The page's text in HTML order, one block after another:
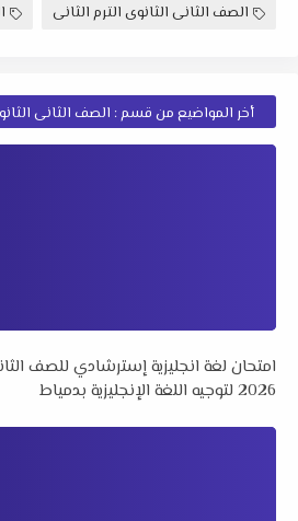
الصف الثانى الثانوى الترم الثانى
أخر المواضيع من قسم : الصف الثانى
امتحان لغة انجليزية إسترشادي للصف
2026 لتوجيه اللغة الإنجليزية بدمياط